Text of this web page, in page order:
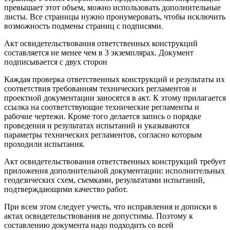
превышает этот объем, можно использовать дополнительные
листы. Все страницы нужно пронумеровать, чтобы исключить
возможность подмены страниц с подписями.
Акт освидетельствования ответственных конструкций
составляется не менее чем в 3 экземплярах. Документ
подписывается с двух сторон
Каждая проверка ответственных конструкций и результаты их
соответствия требованиям технических регламентов и
проектной документации заносятся в акт. К этому прилагается
ссылка на соответствующие технические регламенты и
рабочие чертежи. Кроме того делается запись о порядке
проведения и результатах испытаний и указываются
параметры технических регламентов, согласно которым
проходили испытания.
Акт освидетельствования ответственных конструкций требует
приложения дополнительной документации: исполнительных
геодезических схем, съемками, результатами испытаний,
подтверждающими качество работ.
При всем этом следует учесть, что исправления и дописки в
актах освидетельствования не допустимы. Поэтому к
составлению документа надо подходить со всей